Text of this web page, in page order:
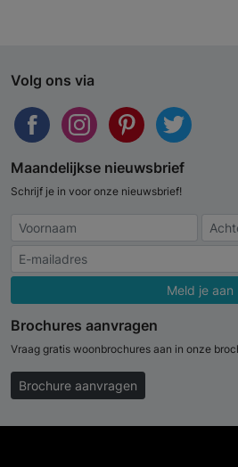
Volg ons via
Maandelijkse nieuwsbrief
Schrijf je in voor onze nieuwsbrief!
Meld je aan
Brochures aanvragen
Vraag gratis woonbrochures aan in onze
Brochure aanvragen